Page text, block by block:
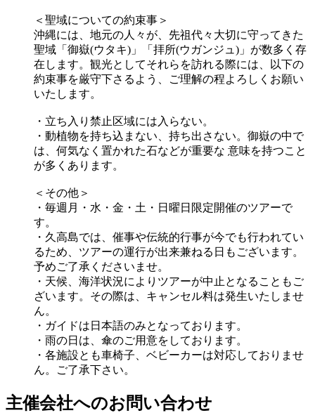
＜聖域についての約束事＞
沖縄には、地元の人々が、先祖代々大切に守ってきた
聖域「御嶽(ウタキ)」「拝所(ウガンジュ)」が数多く存
在します。観光としてそれらを訪れる際には、以下の
約束事を厳守下さるよう、ご理解の程よろしくお願い
いたします。
・立ち入り禁止区域には入らない。
・動植物を持ち込まない、持ち出さない。御嶽の中で
は、何気なく置かれた石などが重要な 意味を持つこと
が多くあります。
＜その他＞
・毎週月・水・金・土・日曜日限定開催のツアーで
す。
・久高島では、催事や伝統的行事が今でも行われてい
るため、ツアーの運行が出来兼ねる日もございます。
予めご了承くださいませ。
・天候、海洋状況によりツアーが中止となることもご
ざいます。その際は、キャンセル料は発生いたしませ
ん。
・ガイドは日本語のみとなっております。
・雨の日は、傘のご用意をしております。
・各施設とも車椅子、ベビーカーは対応しておりませ
ん。ご了承下さい。
主催会社へのお問い合わせ